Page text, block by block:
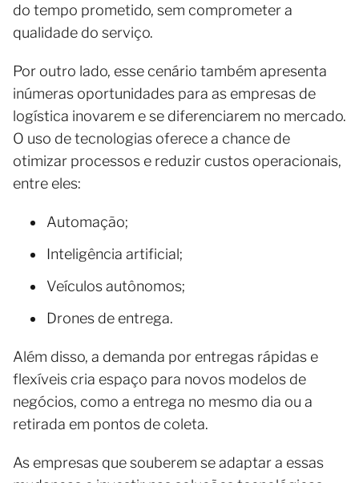
do tempo prometido, sem comprometer a
qualidade do serviço.
Por outro lado, esse cenário também apresenta
inúmeras oportunidades para as empresas de
logística inovarem e se diferenciarem no mercado.
O uso de tecnologias oferece a chance de
otimizar processos e reduzir custos operacionais,
entre eles:
Automação;
Inteligência artificial;
Veículos autônomos;
Drones de entrega.
Além disso, a demanda por entregas rápidas e
flexíveis cria espaço para novos modelos de
negócios, como a entrega no mesmo dia ou a
retirada em pontos de coleta.
As empresas que souberem se adaptar a essas